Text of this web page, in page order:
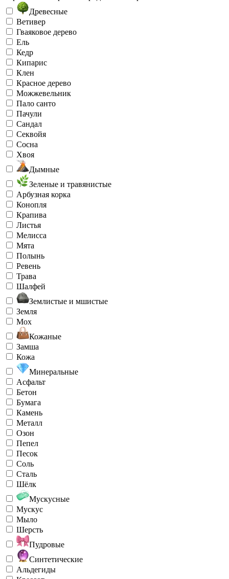
Древесные
Ветивер
Гваяковое дерево
Ель
Кедр
Кипарис
Клен
Красное дерево
Можжевельник
Пало санто
Пачули
Сандал
Секвойя
Сосна
Хвоя
Дымные
Зеленые и травянистые
Арбузная корка
Конопля
Крапива
Листья
Мелисса
Мята
Полынь
Ревень
Трава
Шалфей
Землистые и мшистые
Земля
Мох
Кожаные
Замша
Кожа
Минеральные
Асфальт
Бетон
Бумага
Камень
Металл
Озон
Пепел
Песок
Соль
Сталь
Шёлк
Мускусные
Мускус
Мыло
Шерсть
Пудровые
Синтетические
Альдегиды